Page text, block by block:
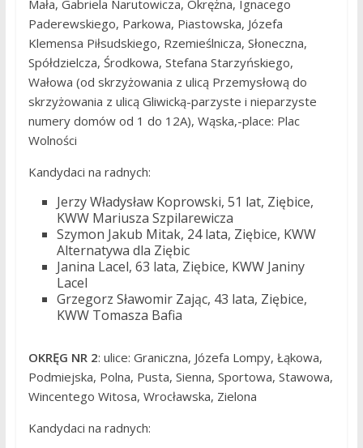
Mała, Gabriela Narutowicza, Okrężna, Ignacego
Paderewskiego, Parkowa, Piastowska, Józefa
Klemensa Piłsudskiego, Rzemieślnicza, Słoneczna,
Spółdzielcza, Środkowa, Stefana Starzyńskiego,
Wałowa (od skrzyżowania z ulicą Przemysłową do
skrzyżowania z ulicą Gliwicką-parzyste i nieparzyste
numery domów od 1 do 12A), Wąska,-place: Plac
Wolności
Kandydaci na radnych:
Jerzy Władysław Koprowski, 51 lat, Ziębice,
KWW Mariusza Szpilarewicza
Szymon Jakub Mitak, 24 lata, Ziębice, KWW
Alternatywa dla Ziębic
Janina Lacel, 63 lata, Ziębice, KWW Janiny
Lacel
Grzegorz Sławomir Zając, 43 lata, Ziębice,
KWW Tomasza Bafia
OKRĘG NR 2: ulice: Graniczna, Józefa Lompy, Łąkowa,
Podmiejska, Polna, Pusta, Sienna, Sportowa, Stawowa,
Wincentego Witosa, Wrocławska, Zielona
Kandydaci na radnych: